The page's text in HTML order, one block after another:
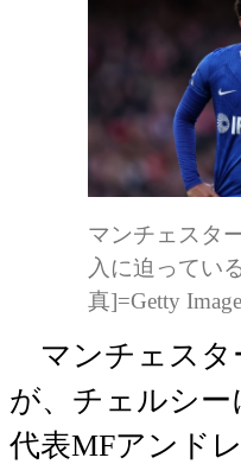
マンチェスタ
入に迫ってい
真]=Getty
マンチェスタ
が、チェルシ
代表MFアンド